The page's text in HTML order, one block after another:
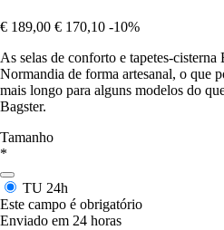
€ 189,00 € 170,10 -10%
As selas de conforto e tapetes-cisterna
Normandia de forma artesanal, o que
mais longo para alguns modelos do
Bagster.
Tamanho
*
TU 24h
Este campo é obrigatório
Enviado em 24 horas